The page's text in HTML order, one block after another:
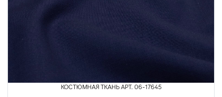
Шелк
КОСТЮМНАЯ ТКАНЬ АРТ. 06-17645